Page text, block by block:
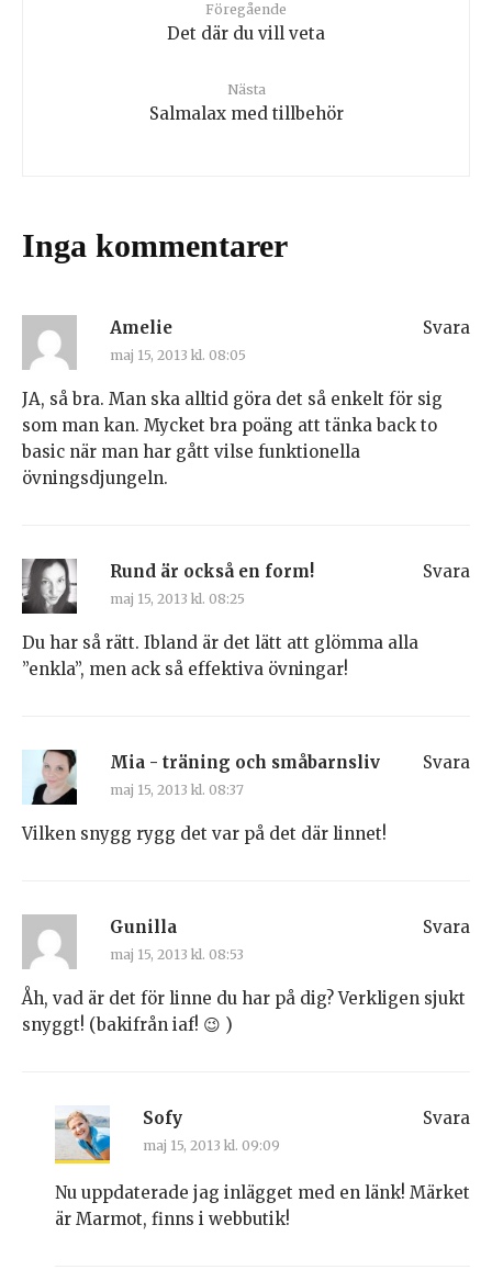
Föregående
Det där du vill veta
Nästa
Salmalax med tillbehör
Inga kommentarer
Amelie
maj 15, 2013 kl. 08:05
JA, så bra. Man ska alltid göra det så enkelt för sig
som man kan. Mycket bra poäng att tänka back to
basic när man har gått vilse funktionella
övningsdjungeln.
Svara
Rund är också en form!
maj 15, 2013 kl. 08:25
Du har så rätt. Ibland är det lätt att glömma alla
”enkla”, men ack så effektiva övningar!
Svara
Mia - träning och småbarnsliv
maj 15, 2013 kl. 08:37
Vilken snygg rygg det var på det där linnet!
Svara
Gunilla
maj 15, 2013 kl. 08:53
Åh, vad är det för linne du har på dig? Verkligen sjukt
snyggt! (bakifrån iaf! 😉 )
Svara
Sofy
maj 15, 2013 kl. 09:09
Nu uppdaterade jag inlägget med en länk! Märket
är Marmot, finns i webbutik!
Svara